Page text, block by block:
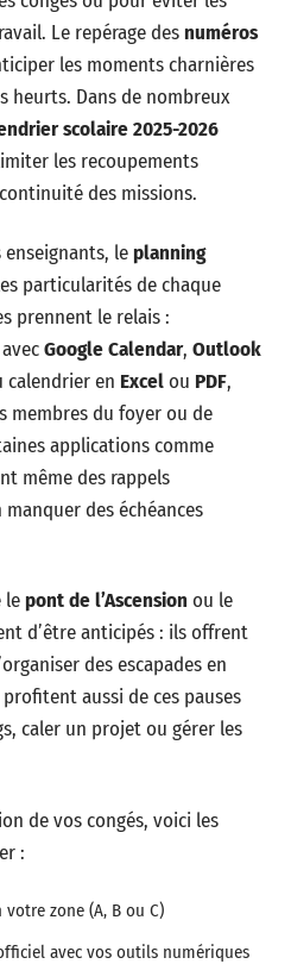
Le repérage desnuméros
les moments charnières
heurts. Dans de nombreux
scolaire 2025-2026
les recoupements
des missions.
leplanning
particularités de chaque
prennent le relais :
Google Calendar, Outlook
calendrier en Excelou PDF,
membres du foyer ou de
applications comme
même des rappels
des échéances
lepont de l’Ascension ou le
d’être anticipés : ils offrent
des escapades en
aussi de ces pauses
caler un projet ou gérer les
de vos congés, voici les
:
votre zone (A, B ou C)
avec vos outils numériques